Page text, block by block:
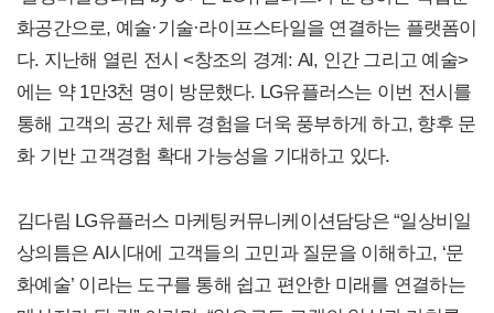
화공간으로, 예술·기술·라이프스타일을 연결하는 플랫폼이
다. 지난해 열린 전시 <창조의 경계: AI, 인간 그리고 예술>
에는 약 1만3천 명이 방문했다. LG유플러스는 이번 전시를
통해 고객의 공간 체류 경험을 더욱 풍부하게 하고, 향후 문
화 기반 고객경험 확대 가능성을 기대하고 있다.
김다림 LG유플러스 마케팅커뮤니케이션담당은 “일상비일
상의틈은 AI시대에 고객들의 고민과 질문을 이해하고, ‘문
화예술’ 이라는 도구를 통해 쉽고 편안한 미래를 연결하는